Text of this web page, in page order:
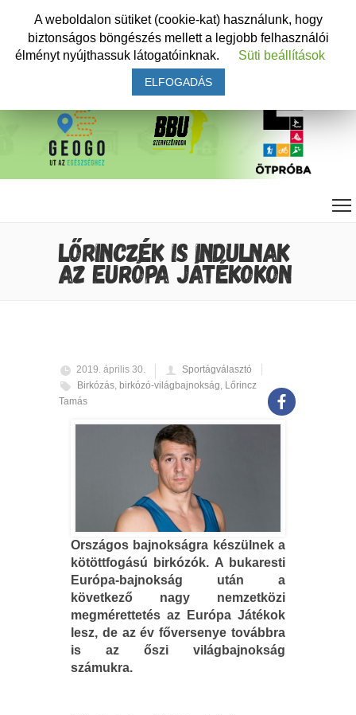
LŐRINCZÉK IS INDULNAK
AZ EURÓPA JÁTÉKOKON
2019. április 30.
Sportágválasztó
Birkózás, birkózó-világbajnokság, Lőrincz
Tamás
Országos bajnokságra készülnek a
kötöttfogású birkózók. A bukaresti
Európa-bajnokság után a
következő nagy nemzetközi
megmérettetés az Európa Játékok
lesz, de az év főversenye továbbra
is az őszi világbajnokság
számukra.
A weboldalon sütiket (cookie-kat) használunk, hogy
biztonságos böngészés mellett a legjobb felhasználói
élményt nyújthassuk látogatóinknak.
Süti beállítások
ELFOGADÁS